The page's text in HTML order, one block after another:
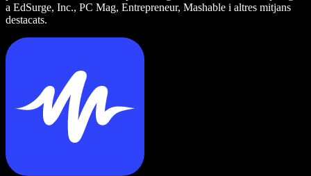
a EdSurge, Inc., PC Mag, Entrepreneur, Mashable i altres mitjans
destacats.